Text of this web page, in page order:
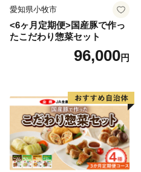
愛知県小牧市
<6ヶ月定期便>国産豚で作っ
たこだわり惣菜セット
96,000円